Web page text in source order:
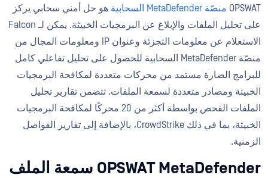
OPSWAT منصّة MetaDefender السحابية
هو حل أمني سحابي يركز
على تحليل الملفات والإبلاغ عن البرمجيات الخبيثة. يمكن لـ Falcon
الاستعلام عن معلومات التجزئة وعنوان IP ومعلومات المجال من
منصّة MetaDefender السحابية للحصول على تحليل تفاعلي كامل
للبرامج الضارة مستمد من محركات متعددة لمكافحة البرمجيات
الخبيثة ومصادر متعددة لسمعة الملفات. تتضمن تقارير تحليل
الملفات الفحص بواسطة أكثر من 20 محركًا لمكافحة البرمجيات
الخبيثة، بما في ذلك CrowdStrike، بالإضافة إلى تقارير الفواصل
الزمنية.
OPSWAT MetaDefender سمعة الملف